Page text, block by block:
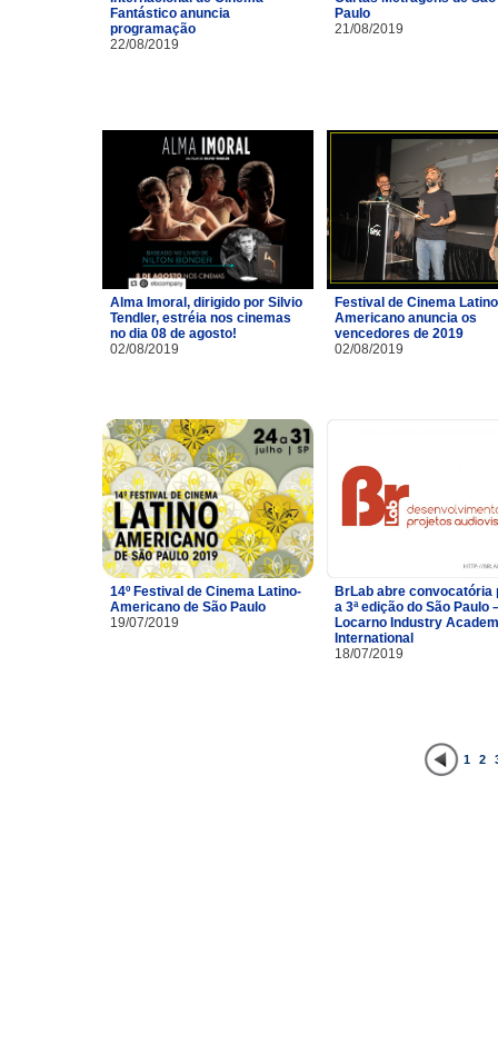
Fantástico anuncia
programação
22/08/2019
Paulo
21/08/2019
Alma Imoral, dirigido por Silvio
Tendler, estréia nos cinemas
no dia 08 de agosto!
02/08/2019
Festival de Cinema
Americano anuncia os
vencedores de 2019
02/08/2019
14º Festival de Cinema Latino-
Americano de São Paulo
19/07/2019
BrLab abre convocatória
a 3ª edição do São Paulo
Locarno Industry
International
18/07/2019
1 2